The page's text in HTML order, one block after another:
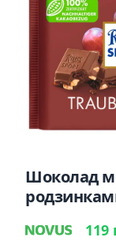
Шоколад
119